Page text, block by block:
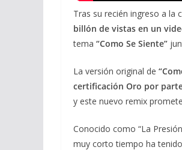
Tras su recién ingreso a la
billón de vistas en un
tema “Como Se Siente”
La versión original de
certificación Oro por
y este nuevo remix
Conocido como “La
muy corto tiempo ha